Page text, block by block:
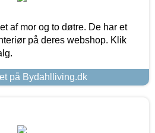
af mor og to døtre. De har et
på deres webshop. Klik
på Bydahlliving.dk